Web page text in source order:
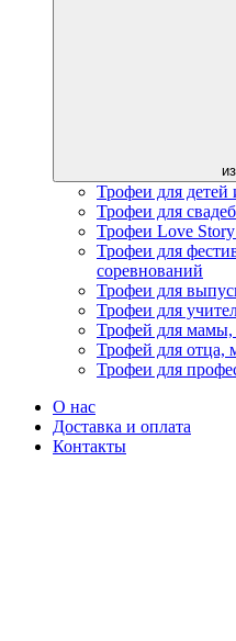
Трофеи для детей
Трофеи для
Трофеи Love
Трофеи для
соревнований
Трофеи для
Трофеи для
Трофей для мамы,
Трофей для отца,
Трофеи для
О нас
Доставка и оплата
Контакты